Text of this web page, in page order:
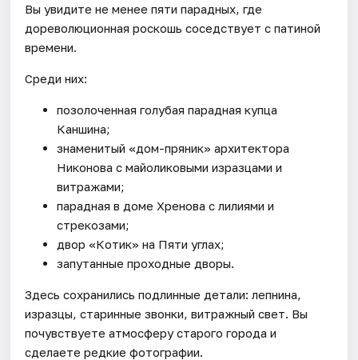
Вы увидите не менее пяти парадных, где
дореволюционная роскошь соседствует с патиной
времени.
Среди них:
позолоченная голубая парадная купца
Каншина;
знаменитый «дом-пряник» архитектора
Никонова с майоликовыми изразцами и
витражами;
парадная в доме Хренова с лилиями и
стрекозами;
двор «Котик» на Пяти углах;
запутанные проходные дворы.
Здесь сохранились подлинные детали: лепнина,
изразцы, старинные звонки, витражный свет. Вы
почувствуете атмосферу старого города и
сделаете редкие фотографии.